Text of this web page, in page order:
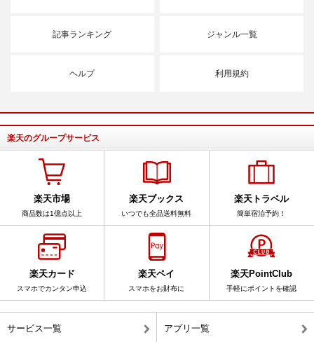
記事ランキング ジャンル一覧
ヘルプ 利用規約
楽天のグループサービス
楽天市場
商品数は1億点以上
楽天ブックス
いつでも全品送料無料
楽天トラベル
簡単宿泊予約！
楽天カード
スマホでカンタン申込
楽天ペイ
スマホをお財布に
楽天PointClub
手軽にポイントを確認
サービス一覧 アプリ一覧